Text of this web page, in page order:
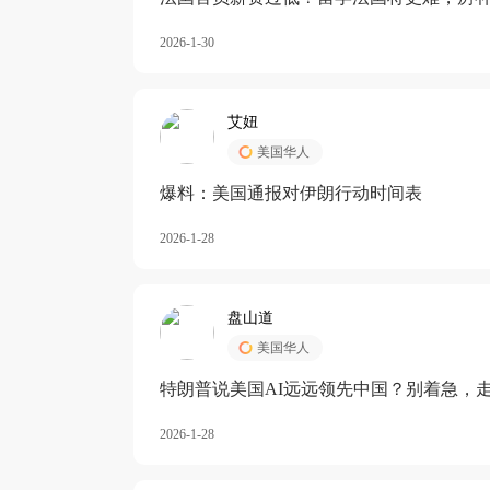
2026-1-30
艾妞
美国华人
爆料：美国通报对伊朗行动时间表
2026-1-28
盘山道
美国华人
特朗普说美国AI远远领先中国？别着急，
2026-1-28